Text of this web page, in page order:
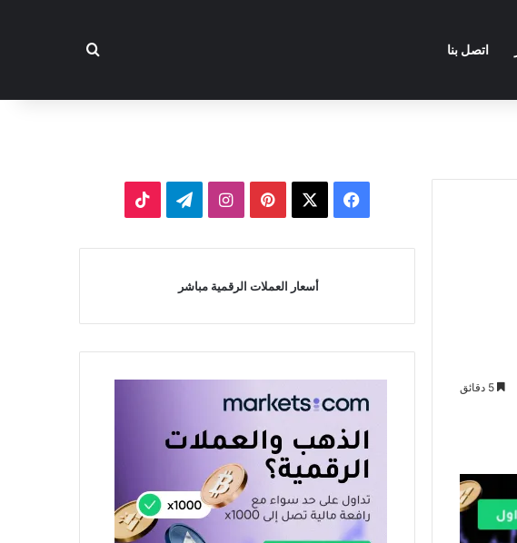
اتصل بنا بحث عن
فيسبوك بينتيريستانستقرامتيلقرام
أسعار العملات الرقمية مباشر